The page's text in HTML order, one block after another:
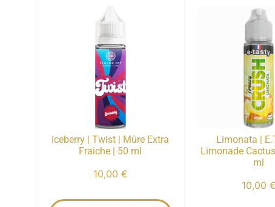
Iceberry | Twist | Mûre Extra
Fraiche | 50 ml
10,00 €
Limonata |
Limonade
ml
10,00 €